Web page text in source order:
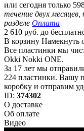
или сегодня только
течение двух
разделе Оплата
2 610 руб. до
В корзину Намекнуть
Все пластинки мы
Okki Nokki ONE.
За 17 лет мы
224 пластинки. Вашу
коробку и отправим
ID: 374302
О доставке
Об оплате
Видео